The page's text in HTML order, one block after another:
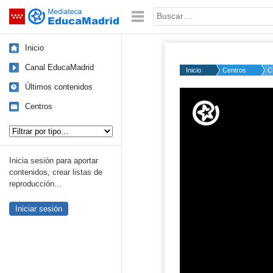
Saltar navegación Palabra o frase:
Inicio
Canal EducaMadrid
Últimos contenidos
Centros
Inicia sesión para aportar
contenidos, crear listas de
reproducción...
Iniciar sesión
Inicio Centros
50%